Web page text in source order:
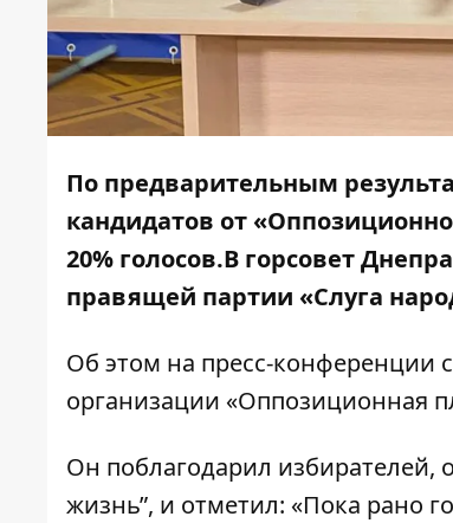
По предварительным
кандидатов от
20% голосов.В горсовет
правящей партии «Слуга
Об этом на пресс-конференции
организации «Оппозиционная
Он поблагодарил избирателей,
жизнь”, и отметил: «Пока рано